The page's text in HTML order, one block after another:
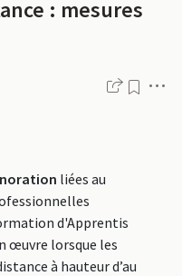
: mesures
liées au
d'Apprentis
œuvre lorsque les
à hauteur d’au